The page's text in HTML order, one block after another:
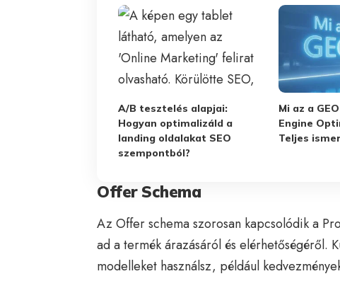
A/B tesztelés alapjai:
Hogyan optimalizáld a
landing oldalakat SEO
szempontból?
Mi az a
Engine
Teljes
Offer Schema
Az Offer schema szorosan kapcsolódik a
ad a termék árazásáról és elérhetőségéről.
modelleket használsz, például